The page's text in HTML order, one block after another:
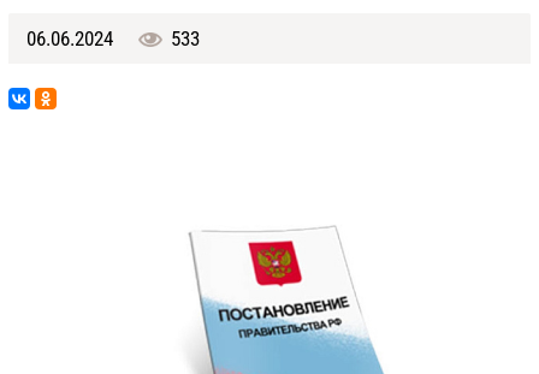
06.06.2024 533